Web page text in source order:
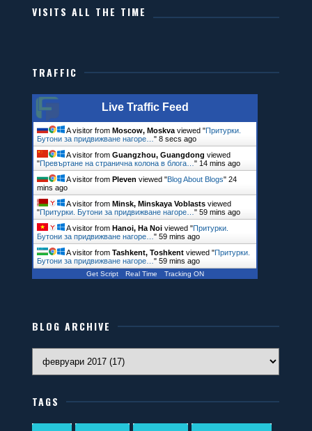
VISITS ALL THE TIME
TRAFFIC
Live Traffic Feed
A visitor fromMoscow, Moskva viewed "Притурки.
Бутони за придвижване нагоре…"9 secs ago
A visitor fromGuangzhou, Guangdong viewed
"Превъртане на странична колона в блога…" 14 mins ago
A visitor fromPleven viewed "Blog About Blogs"24
mins ago
A visitor fromMinsk, Minskaya Voblasts viewed
"Притурки. Бутони за придвижване нагоре…"59 mins ago
A visitor fromHanoi, Ha Noi viewed "Притурки.
Бутони за придвижване нагоре…"59 mins ago
A visitor fromTashkent, Toshkent viewed "Притурки.
Бутони за придвижване нагоре…"59 mins ago
Get Script Real Time Tracking ON
BLOG ARCHIVE
TAGS